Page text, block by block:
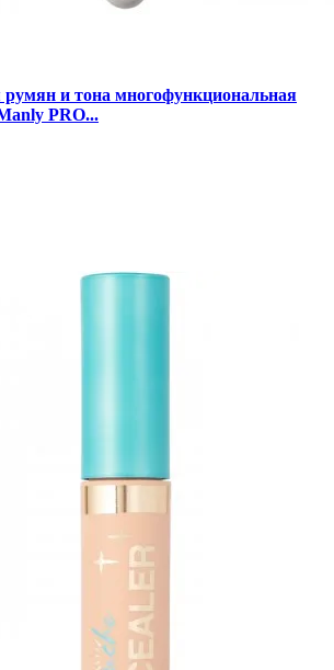
румян и тона многофункциональная
PRO...